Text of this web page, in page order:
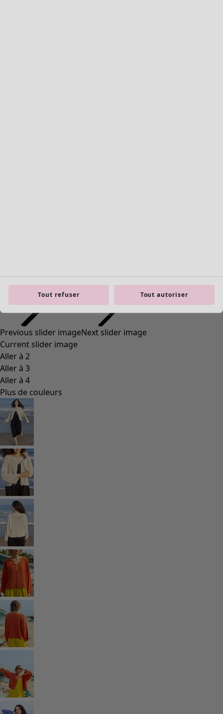
Rideaux
Coussins & Housse de coussin
Tapis
Éponge
Livres
Coups de cœur antérieurs
Pièce
Salle de bain
Salon
Cuisine et repas
Une tenue toute prête
Décoration classique et folklorique
Décoration à l'ancienne
Décoration campagnarde
Décoration amusante
Décoration colorée
Intérieur floral
Décoration naturelle
Décoration scandinave
Décoration cosy
Tout refuser Tout autoriser